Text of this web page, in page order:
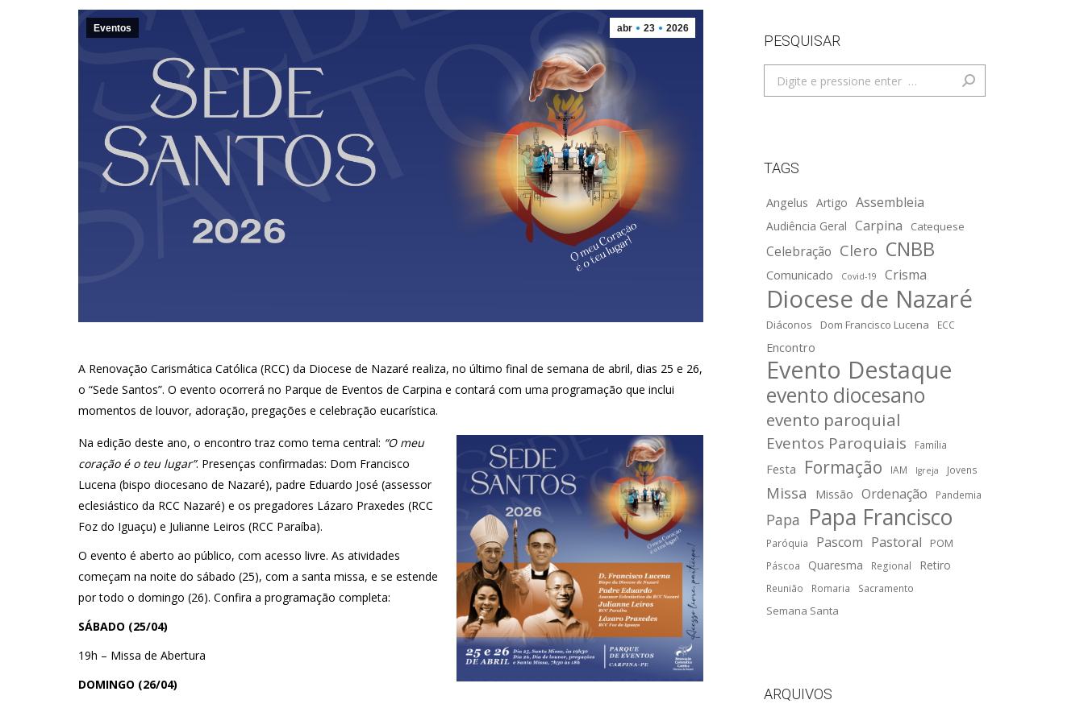
abr 23 2026
Eventos
A Renovação Carismática Católica (RCC) da Diocese de Nazaré realiza, no último final de semana de abril, dias 25 e 26,
o “Sede Santos”. O evento ocorrerá no Parque de Eventos de Carpina e contará com uma programação que inclui
momentos de louvor, adoração, pregações e celebração eucarística.
Na edição deste ano, o encontro traz como tema central: “O meu
coração é o teu lugar”. Presenças confirmadas: Dom Francisco
Lucena (bispo diocesano de Nazaré), padre Eduardo José (assessor
eclesiástico da RCC Nazaré) e os pregadores Lázaro Praxedes (RCC
Foz do Iguaçu) e Julianne Leiros (RCC Paraíba).
O evento é aberto ao público, com acesso livre. As atividades
começam na noite do sábado (25), com a santa missa, e se estende
por todo o domingo (26). Confira a programação completa:
SÁBADO (25/04)
19h – Missa de Abertura
DOMINGO (26/04)
PESQUISAR
Search:
TAGS
Angelus Artigo Assembleia
Audiência Geral Carpina Catequese
Celebração Clero CNBB
Comunicado Covid-19 Crisma
Diocese de Nazaré
Diáconos Dom Francisco Lucena ECC
Encontro
Evento Destaque
evento diocesano
evento paroquial
Eventos Paroquiais Família
Festa Formação IAM Igreja Jovens
Missa Missão Ordenação Pandemia
Papa Papa Francisco
Paróquia Pascom Pastoral POM
Páscoa Quaresma Regional Retiro
Reunião Romaria Sacramento
Semana Santa
ARQUIVOS